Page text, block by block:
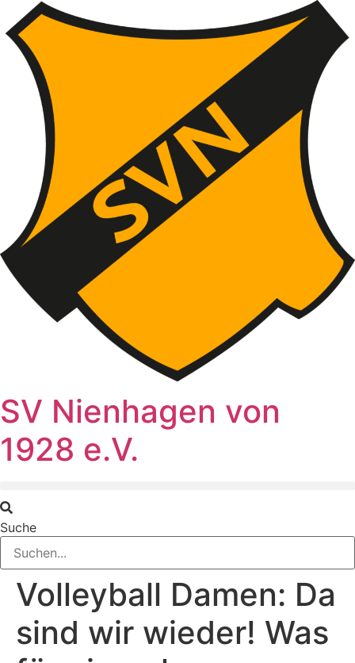
SV Nienhagen von
1928 e.V.
Suche
Volleyball Damen: Da
sind wir wieder! Was